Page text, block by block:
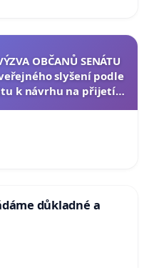
OBČANŮ SENÁTU
slyšení podle
k návrhu na přijetí
důkladné a